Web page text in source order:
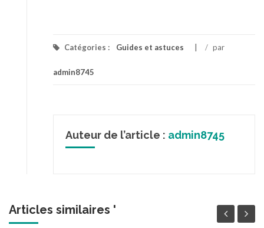
Catégories : Guides et astuces / par
admin8745
Auteur de l’article : admin8745
Articles similaires '